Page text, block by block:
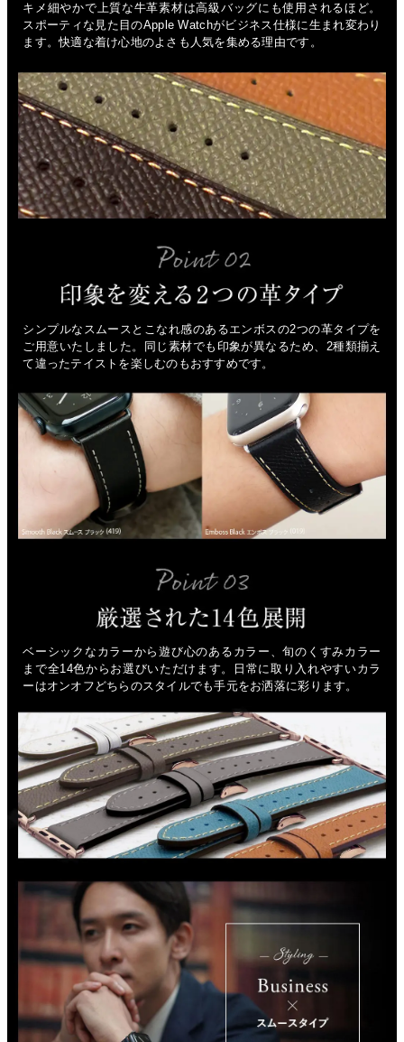
キメ細やかで上質な牛革素材は高級バッグにも使用されるほど。
スポーティな見た目のApple Watchがビジネス仕様に生まれ変わり
ます。快適な着け心地のよさも人気を集める理由です。
シンプルなスムースとこなれ感のあるエンボスの2つの革タイプを
ご用意いたしました。同じ素材でも印象が異なるため、2種類揃え
て違ったテイストを楽しむのもおすすめです。
ベーシックなカラーから遊び心のあるカラー、旬のくすみカラー
まで全14色からお選びいただけます。日常に取り入れやすいカラ
ーはオンオフどちらのスタイルでも手元をお洒落に彩ります。